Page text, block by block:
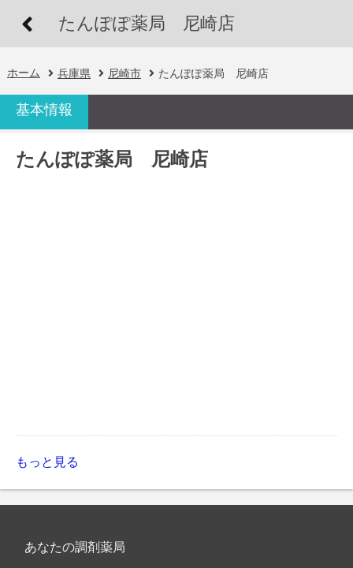
たんぽぽ薬局 尼崎店
ホーム 兵庫県 尼崎市 たんぽぽ薬局 尼崎店
基本情報
たんぽぽ薬局 尼崎店
もっと見る
あなたの調剤薬局